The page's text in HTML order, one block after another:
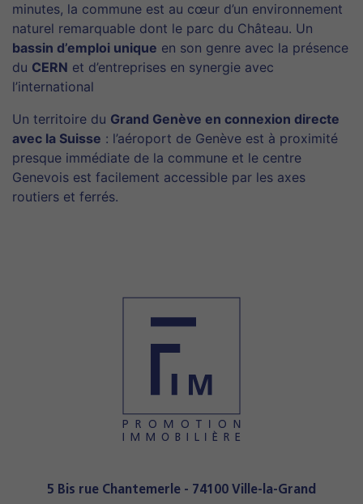
minutes, la commune est au cœur d’un environnement
naturel remarquable dont le parc du Château. Un
bassin d’emploi unique en son genre avec la présence
du CERN et d’entreprises en synergie avec
l’international
Un territoire du Grand Genève en connexion directe
avec la Suisse : l’aéroport de Genève est à proximité
presque immédiate de la commune et le centre
Genevois est facilement accessible par les axes
routiers et ferrés.
5 Bis rue Chantemerle - 74100 Ville-la-Grand